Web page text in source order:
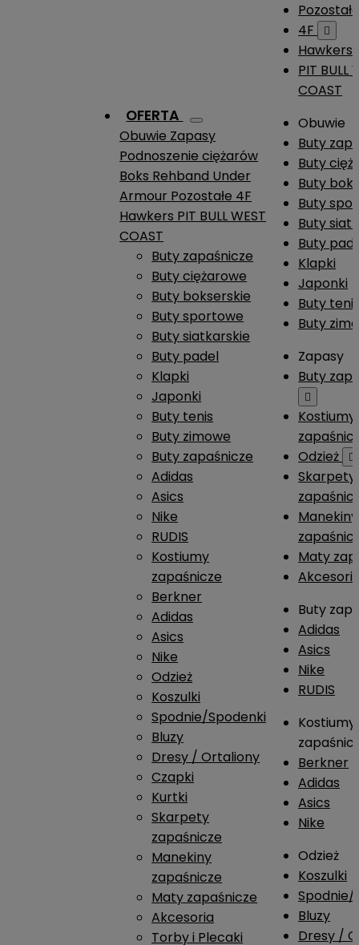
OFERTA
Obuwie Zapasy
Podnoszenie ciężarów
Boks Rehband Under
Armour Pozostałe 4F
Hawkers PIT BULL WEST
COAST
Buty zapaśnicze
Buty ciężarowe
Buty bokserskie
Buty sportowe
Buty siatkarskie
Buty padel
Klapki
Japonki
Buty tenis
Buty zimowe
Buty zapaśnicze
Adidas
Asics
Nike
RUDIS
Kostiumy
zapaśnicze
Berkner
Adidas
Asics
Nike
Odzież
Koszulki
Spodnie/Spodenki
Bluzy
Dresy / Ortaliony
Czapki
Kurtki
Skarpety
zapaśnicze
Manekiny
zapaśnicze
Maty zapaśnicze
Akcesoria
Torby i Plecaki
4F

Hawkers
PIT BULL
COAST
Obuwie
Buty
Buty
Buty
Buty
Buty
Buty
Klapki
Japonki
Buty
Buty
Zapasy
Buty

Kostiumy
Odzież

Skarpety
Manekiny
Maty
Buty
Adidas
Asics
Nike
RUDIS
Kostiumy
Berkner
Adidas
Asics
Nike
Odzież
Koszulki
Spodnie/
Bluzy
Dresy /